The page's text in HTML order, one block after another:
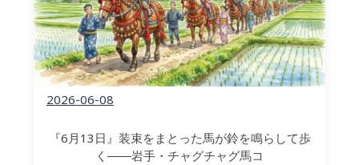
2026-06-08
『6月13日』装束をまとった馬が鈴を鳴らして歩
く――岩手・チャグチャグ馬コ